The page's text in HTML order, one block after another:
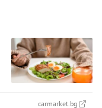
carmarket.bg